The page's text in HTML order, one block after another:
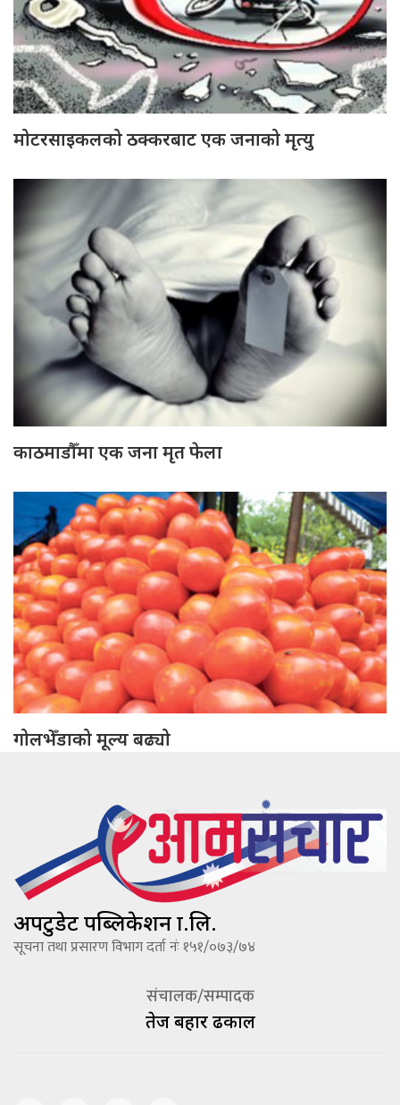
मोटरसाइकलको ठक्करबाट एक जनाको मृत्यु
काठमाडौँमा एक जना मृत फेला
गोलभेँडाको मूल्य बढ्यो
अपटुडेट पब्लिकेशन प्रा.लि.
सूचना तथा प्रसारण विभाग दर्ता नंः १५१/०७३/७४
संचालक/सम्पादक
तेज बहादूर ढकाल